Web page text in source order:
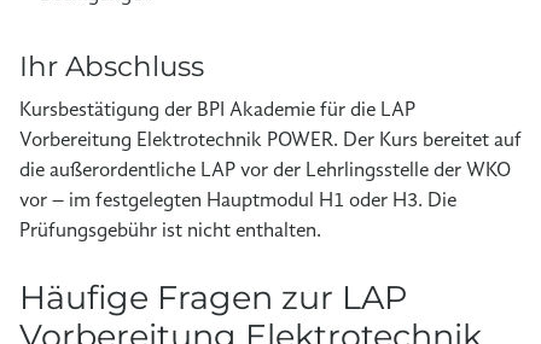
Ihr Abschluss
Kursbestätigung der BPI Akademie für die LAP
Vorbereitung Elektrotechnik POWER. Der Kurs bereitet auf
die außerordentliche LAP vor der Lehrlingsstelle der WKO
vor – im festgelegten Hauptmodul H1 oder H3. Die
Prüfungsgebühr ist nicht enthalten.
Häufige Fragen zur LAP